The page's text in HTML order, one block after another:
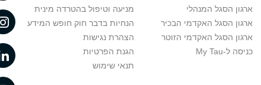
ארגון הסגל המנהלי
ארגון הסגל האקדמי הבכיר
ארגון הסגל האקדמי הזוטר
כניסה ל-My Tau
מניעה וטיפול בהטרדה מינית
הנחיות בדבר חוק חופש המידע
הצהרת נגישות
הגנת הפרטיות
תנאי שימוש